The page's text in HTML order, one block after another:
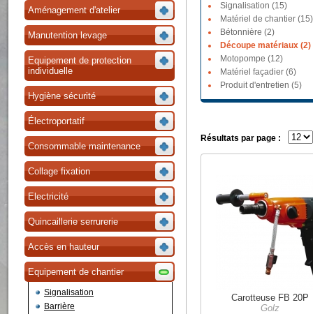
Aménagement d'atelier
Manutention levage
Equipement de protection
individuelle
Hygiène sécurité
Électroportatif
Consommable maintenance
Collage fixation
Electricité
Quincaillerie serrurerie
Accès en hauteur
Equipement de chantier
Signalisation
Barrière
Signalisation (15)
Matériel de chantier (15)
Bétonnière (2)
Découpe matériaux (2)
Motopompe (12)
Matériel façadier (6)
Produit d'entretien (5)
Résultats par page :
Carotteuse FB 20P
Golz